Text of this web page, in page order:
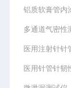
铝质软膏管内
多通道气密性
医用注射针针
医用针管针韧